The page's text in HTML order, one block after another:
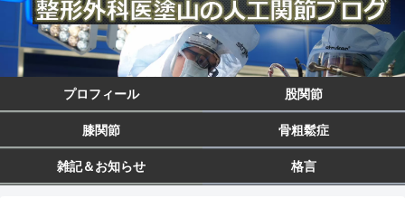
プロフィール 股関節
膝関節 骨粗鬆症
雑記＆お知らせ 格言